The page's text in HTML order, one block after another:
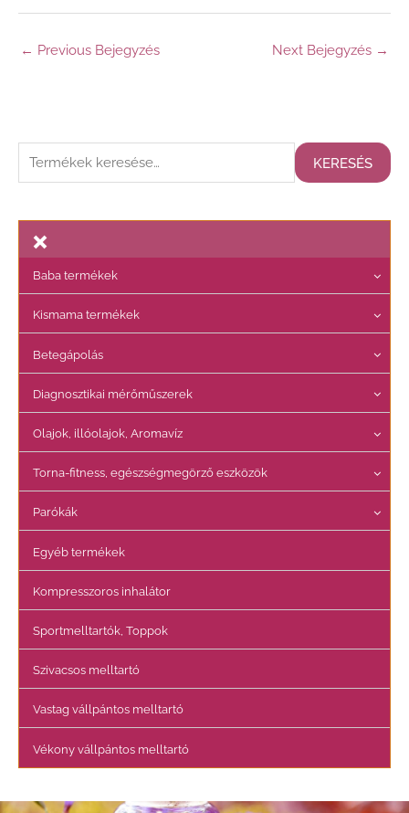
← Previous Bejegyzés Next Bejegyzés →
e
s
a
v
e
KERESÉS
Baba termékek
Kismama termékek
Betegápolás
Diagnosztikai mérőműszerek
Olajok, illóolajok, Aromavíz
Torna-fitness, egészségmegörző eszközök
Parókák
Egyéb termékek
Kompresszoros inhalátor
Sportmelltartók, Toppok
Szivacsos melltartó
Vastag vállpántos melltartó
Vékony vállpántos melltartó